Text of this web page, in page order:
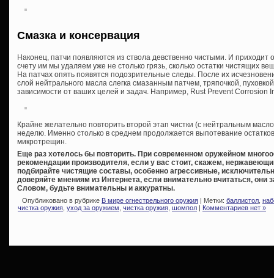
Смазка и консервация
Наконец, патчи появляются из ствола девственно чистыми. И
счету им мы удаляем уже не столько грязь, сколько остатки чистящих
На патчах опять появятся подозрительные следы. После их
слой нейтрального масла слегка смазанным патчем, тряпочкой,
зависимости от ваших целей и задач. Например, Rust Prevent Corrosion
Крайне желательно повторить второй этап чистки (с нейтральным
неделю. Именно столько в среднем продолжается выпотевание
микротрещин.
Еще раз хотелось бы повторить. При современном оружейном
рекомендации производителя, если у вас стоит, скажем,
подбирайте чистящие составы, особенно агрессивные,
доверяйте мнениям из Интернета, если внимательно вчитаться, они
Словом, будьте внимательны и аккуратны.
Опубликовано в рубрике В мире огнестрельного оружия | Метки: баллистол
чистка оружия уход за оружием чистка оружия шомпол | Комментариев нет »